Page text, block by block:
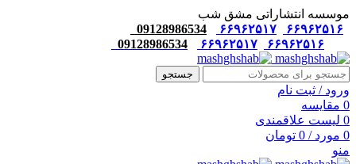
موسسه انتشاراتی مشق شب
۶۶۹۶۲۵۱۶
۶۶۹۶۲۵۱۷
09128986534
۶۶۹۶۲۵۱۶
۶۶۹۶۲۵۱۷ 09128986534
جستجو
ورود / ثبت نام
0 مقایسه
0 لیست علاقمندی
0 مورد /
0 تومان
منو